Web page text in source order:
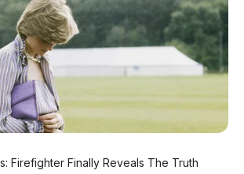
Firefighter Finally Reveals The Truth